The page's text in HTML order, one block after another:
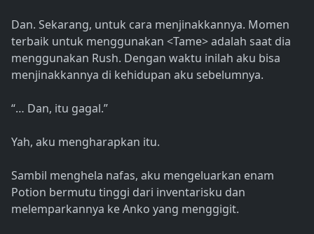
Dan. Sekarang, untuk cara menjinakkannya. Momen
terbaik untuk menggunakan <Tame> adalah saat dia
menggunakan Rush. Dengan waktu inilah aku bisa
menjinakkannya di kehidupan aku sebelumnya.
“… Dan, itu gagal.”
Yah, aku mengharapkan itu.
Sambil menghela nafas, aku mengeluarkan enam
Potion bermutu tinggi dari inventarisku dan
melemparkannya ke Anko yang menggigit.